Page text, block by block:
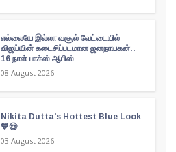
எல்லையே இல்லா வசூல் வேட்டையில்
விஜய்யின் கடைசிப்படமான ஜனநாயகன்..
16 நாள் பாக்ஸ் ஆபிஸ்
08 August 2026
Nikita Dutta's Hottest Blue Look
💙😍
03 August 2026